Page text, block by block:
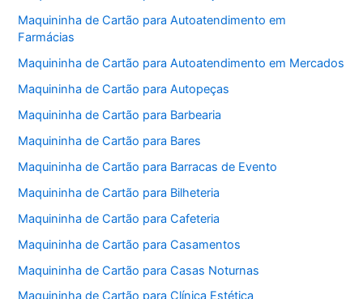
Maquininha de Cartão para Autoatendimento em
Farmácias
Maquininha de Cartão para Autoatendimento em Mercados
Maquininha de Cartão para Autopeças
Maquininha de Cartão para Barbearia
Maquininha de Cartão para Bares
Maquininha de Cartão para Barracas de Evento
Maquininha de Cartão para Bilheteria
Maquininha de Cartão para Cafeteria
Maquininha de Cartão para Casamentos
Maquininha de Cartão para Casas Noturnas